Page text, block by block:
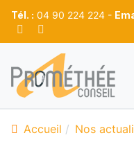
Tél. : 04 90 224 224 -
Accueil Nos